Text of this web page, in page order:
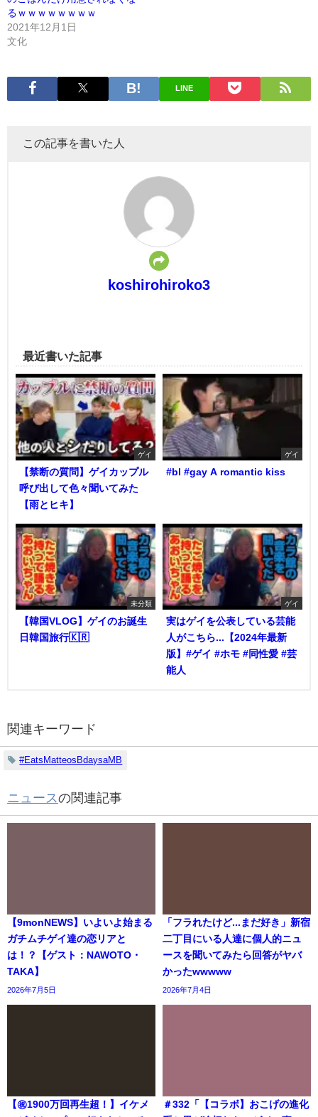
るｗｗｗｗｗｗｗｗ
2021年12月1日
文化
LINE
この記事を書いた人
koshirohiroko3
最近書いた記事
ゲイ
【禁断の質問】ゲイカップル
呼び出して色々聞いてみた
【雨とヒキ】
ゲイ
#bl #gay A romantic kiss
未分類
【韓国VLOG】ゲイのお誕生
日韓国旅行🇰🇷
ゲイ
実はゲイを公表している芸能
人がこちら...【2024年最新
版】#ゲイ #ホモ #同性愛 #芸
能人
関連キーワード
#EatsMatteosBdaysaMB
ニュースの関連記事
【9monNEWS】いよいよ始まる
ガチムチゲイ達の恋リアと
は！？【ゲスト：NAWOTO・
TAKA】
2026年7月5日
「フラれたけど...まだ好き」新宿
二丁目にいる人達に個人的ニュ
ースを聞いてみたら回答がヤバ
かったwwwww
2026年7月4日
【㊗️1900万回再生超！】イケメ
＃332「【コラボ】おこげの進化